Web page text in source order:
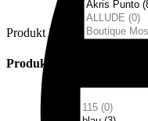
Produkt Marke
Produkt Farbe